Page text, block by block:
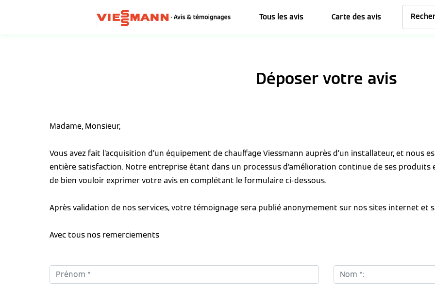
Tous les avis Carte des avis
Déposer votre avis
Madame, Monsieur,
Vous avez fait l’acquisition d’un équipement de chauffage Viessmann auprès d’un installateur, et nous
entière satisfaction. Notre entreprise étant dans un processus d’amélioration continue de ses produits
de bien vouloir exprimer votre avis en complétant le formulaire ci-dessous.
Après validation de nos services, votre témoignage sera publié anonymement sur nos sites internet et
Avec tous nos remerciements
Prénom *: Nom *: